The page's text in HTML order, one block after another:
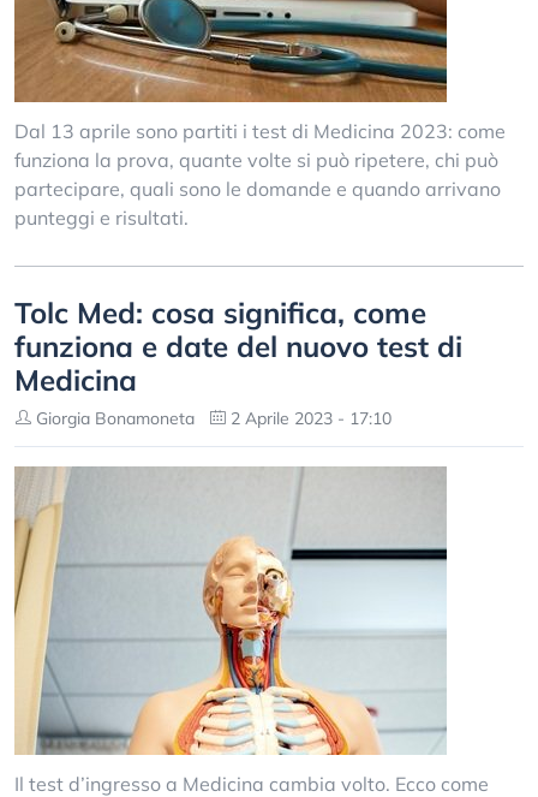
Dal 13 aprile sono partiti i test di Medicina 2023: come
funziona la prova, quante volte si può ripetere, chi può
partecipare, quali sono le domande e quando arrivano
punteggi e risultati.
Tolc Med: cosa significa, come
funziona e date del nuovo test di
Medicina
Giorgia Bonamoneta 2 Aprile 2023 - 17:10
Il test d’ingresso a Medicina cambia volto. Ecco come